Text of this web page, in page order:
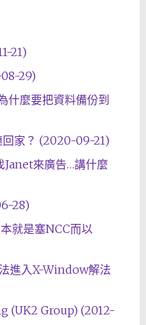
21)
29)
什麼要把資料備份到
回家？ (2020-09-21)
Janet來廣告…講什麼
28)
就是塞NCC而以
進入X-Window解法
(UK2 Group) (2012-